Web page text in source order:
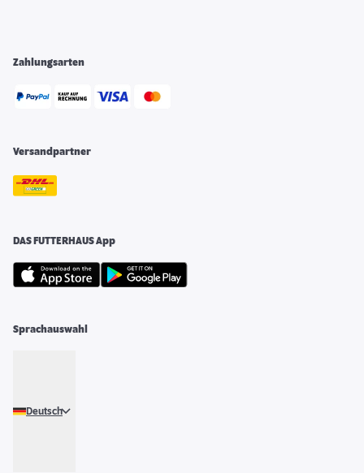
Zahlungsarten
Versandpartner
DAS FUTTERHAUS App
Sprachauswahl
Deutsch